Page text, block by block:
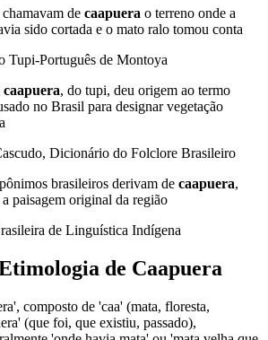
de caapuera o terreno onde a
sido cortada e o mato ralo tomou conta
Tupi-Português de Montoya
caapuera, do tupi, deu origem ao termo
no Brasil para designar vegetação
Dicionário do Folclore Brasileiro
brasileiros derivam de caapuera,
paisagem original da região
de Linguística Indígena
de Caapuera
composto de 'caa' (mata, floresta,
(que foi, que existiu, passado),